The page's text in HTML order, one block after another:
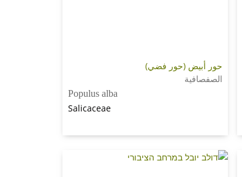
حور أبيض (حور فضي)
الصفصافية
Populus alba
Salicaceae